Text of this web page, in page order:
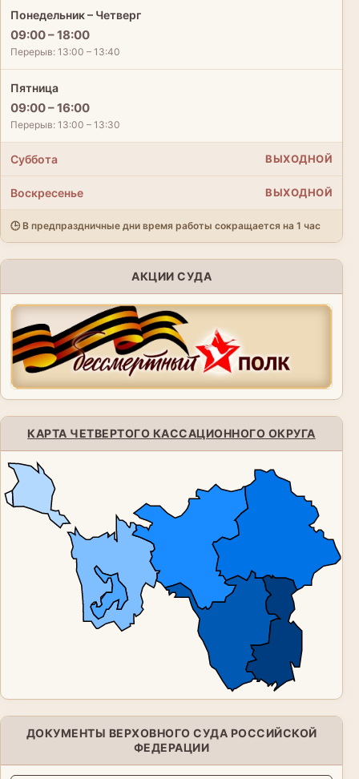
Понедельник – Четверг
09:00 – 18:00
Перерыв: 13:00 – 13:40
Пятница
09:00 – 16:00
Перерыв: 13:00 – 13:30
Суббота ВЫХОДНОЙ
Воскресенье ВЫХОДНОЙ
🕒 В предпраздничные дни время работы сокращается на 1 час
АКЦИИ СУДА
КАРТА ЧЕТВЕРТОГО КАССАЦИОННОГО ОКРУГА
ДОКУМЕНТЫ ВЕРХОВНОГО СУДА РОССИЙСКОЙ
ФЕДЕРАЦИИ